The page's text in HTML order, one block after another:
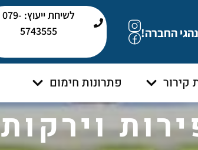
החברה!
לשיחת ייעוץ: 079-
5743555
קירור פתרונות חימום
וירקות